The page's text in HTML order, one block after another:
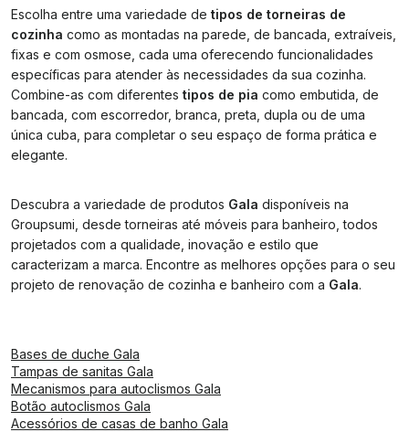
Escolha entre uma variedade de tipos de torneiras de
cozinha como as montadas na parede, de bancada, extraíveis,
fixas e com osmose, cada uma oferecendo funcionalidades
específicas para atender às necessidades da sua cozinha.
Combine-as com diferentes tipos de pia como embutida, de
bancada, com escorredor, branca, preta, dupla ou de uma
única cuba, para completar o seu espaço de forma prática e
elegante.
Descubra a variedade de produtos Gala disponíveis na
Groupsumi, desde torneiras até móveis para banheiro, todos
projetados com a qualidade, inovação e estilo que
caracterizam a marca. Encontre as melhores opções para o seu
projeto de renovação de cozinha e banheiro com a Gala.
Bases de duche Gala
Tampas de sanitas Gala
Mecanismos para autoclismos Gala
Botão autoclismos Gala
Acessórios de casas de banho Gala